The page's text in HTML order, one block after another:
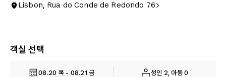
Lisbon, Rua do Conde de Redondo 76
객실 선택
08.20 목 - 08.21 금 성인 2, 아동 0